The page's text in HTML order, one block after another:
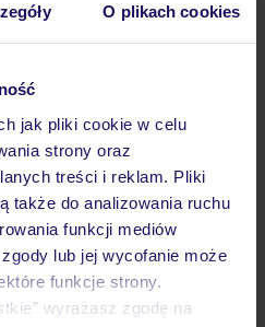
O plikach cookies
jak pliki cookie w celu
strony oraz
treści i reklam. Pliki
także do analizowania ruchu
funkcji mediów
lub jej wycofanie może
funkcje strony.
wyrażasz zgodę na